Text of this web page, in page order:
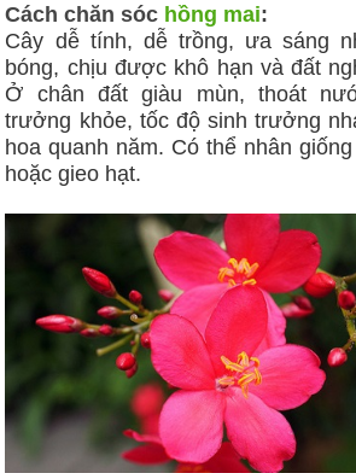
Cách chăn sóc hồng mai:
Cây dễ tính, dễ trồng, ưa sáng
bóng, chịu được khô hạn và đất
Ở chân đất giàu mùn, thoát
trưởng khỏe, tốc độ sinh trưởng
hoa quanh năm. Có thể nhân
hoặc gieo hạt.